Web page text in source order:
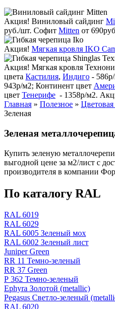
Акция! Виниловый сайдинг
руб./шт. Софит Mitten от
Акция! Мягкая кровля IKO
Акция! Мягкая кровля
цвета Кастилия, Индиго -
943р/м2; Континент цвет
цвет Тенерифе - 1358р/м2.
Главная » Полезное »
Зеленая
Зеленая
Купить зеленую
выгодной цене за м2/лист с
производителя в компании
По каталогу RAL
RAL 6019
RAL 6029
RAL 6005 Зеленый мох
RAL 6002 Зеленый лист
Juniper Green
RR 11 Темно-зеленый
RR 37 Green
Р 362 Темно-зеленый
Ephyra Золотой (metallic)
Pegasus Светло-зеленый
RAL 6020